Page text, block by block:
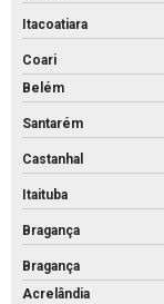
Itacoatiara
Coari
Belém
Santarém
Castanhal
Itaituba
Bragança
Bragança
Acrelândia